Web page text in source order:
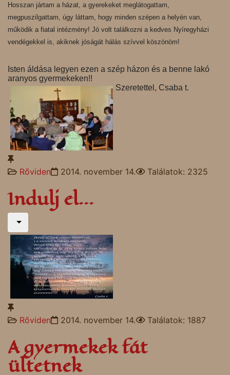
Hosszan jártam a házat, a gyerekeket meglátogattam,
megpuszilgattam, úgy láttam, hogy minden szépen a helyén van,
működik a fiatal intézmény! Jó volt találkozni a kedves Nyíregyházi
vendégekkel is, akiknek jóságát hálás szívvel köszönöm!
Isten áldása legyen ezen a szép házon és a benne lakó
aranyos gyermekeken!!
Szeretettel, Csaba t.
Rőviden 2014. november 14. Találatok: 2325
Indulj el...
Rőviden 2014. november 14. Találatok: 1887
A gyermekek fát
ültetnek